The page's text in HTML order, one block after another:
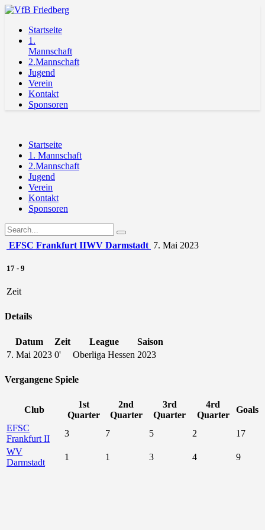
Startseite
1.
Mannschaft
2.Mannschaft
Jugend
Verein
Kontakt
Sponsoren
Startseite
1. Mannschaft
2.Mannschaft
Jugend
Verein
Kontakt
Sponsoren
EFSC Frankfurt IIWV Darmstadt 7. Mai 2023
17 - 9
Zeit
Details
Datum Zeit League
Saison
7. Mai 2023 0' Oberliga Hessen 2023
Vergangene Spiele
Club
1st
Quarter
2nd
Quarter
3rd
Quarter
4rd
Quarter
Goals
EFSC
Frankfurt II
3 7 5 2
17
WV
Darmstadt
1 1 3 4 9